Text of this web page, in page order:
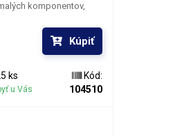
komponentov,
telefónoch sa môže
komponentov
ako sú reproduktory,
atď.
Kúpiť
ks
u Vás
Kód:
104510